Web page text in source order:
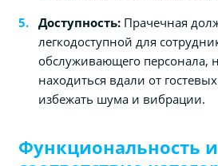
Доступность: Прачечная
легкодоступной для
обслуживающего персонала,
находиться вдали от
избежать шума и вибрации.
Функциональность